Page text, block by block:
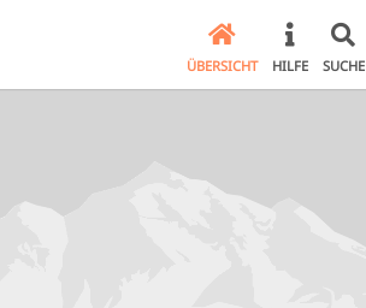
ÜBERSICHT HILFE SUCHE